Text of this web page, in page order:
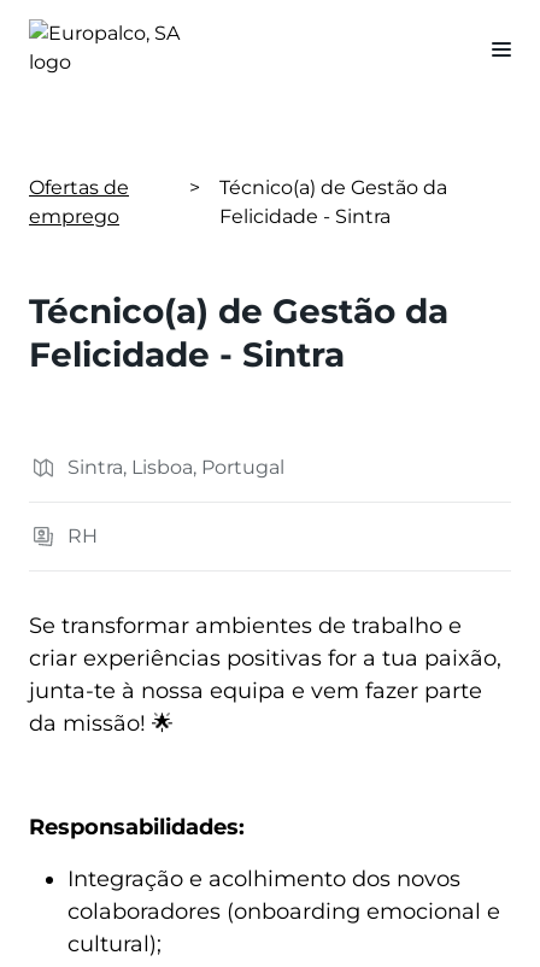
Ofertas de
emprego
>
Técnico(a) de Gestão da
Felicidade - Sintra
Técnico(a) de Gestão da
Felicidade - Sintra
Sintra, Lisboa, Portugal
RH
Se transformar ambientes de trabalho e
criar experiências positivas for a tua paixão,
junta-te à nossa equipa e vem fazer parte
da missão! 🌟
Responsabilidades:
Integração e acolhimento dos novos
colaboradores (onboarding emocional e
cultural);